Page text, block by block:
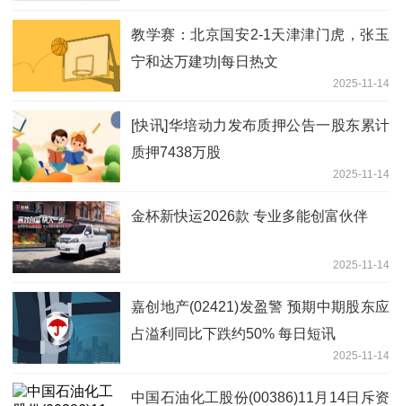
教学赛：北京国安2-1天津津门虎，张玉
宁和达万建功|每日热文
2025-11-14
[快讯]华培动力发布质押公告一股东累计
质押7438万股
2025-11-14
金杯新快运2026款 专业多能创富伙伴
2025-11-14
嘉创地产(02421)发盈警 预期中期股东应
占溢利同比下跌约50% 每日短讯
2025-11-14
中国石油化工股份(00386)11月14日斥资